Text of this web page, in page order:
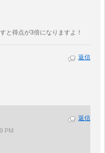
と得点が3倍になりますよ！
返信
PM
返信